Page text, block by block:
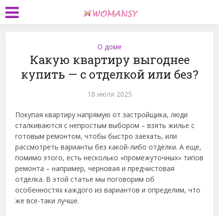
О доме
Какую квартиру выгоднее
купить — с отделкой или без?
18 июля 2025
Покупая квартиру напрямую от застройщика, люди
сталкиваются с непростым выбором – взять жилье с
готовым ремонтом, чтобы быстро заехать, или
рассмотреть варианты без какой-либо отделки. А еще,
помимо этого, есть несколько «промежуточных» типов
ремонта – например, черновая и предчистовая
отделка. В этой статье мы поговорим об
особенностях каждого из вариантов и определим, что
же все-таки лучше.